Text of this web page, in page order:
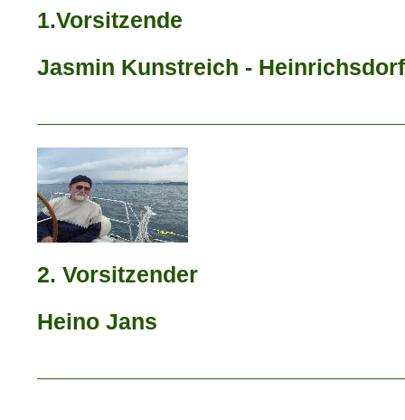
1.Vorsitzende
Jasmin Kunstreich -
2. Vorsitzender
Heino Jans